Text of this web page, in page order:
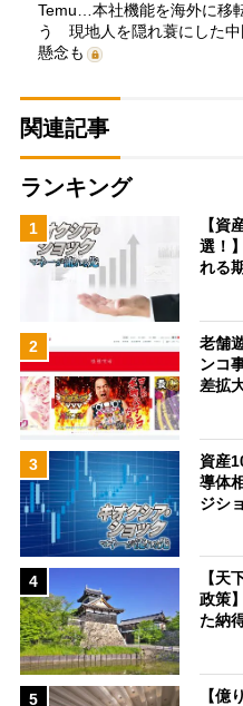
Temu…本社機能を海外に移
う 現地人を隠れ蓑にした
懸念も
関連記事
ランキング
1
【資
選！
れる
2
老舗
ンコ
差拡
3
資産
導体
ジシ
4
【天
政策
た納
5 【億